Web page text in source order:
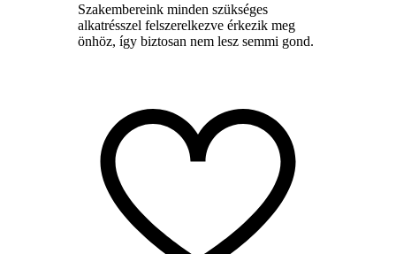
Szakembereink minden szükséges
alkatrésszel felszerelkezve érkezik meg
önhöz, így biztosan nem lesz semmi gond.